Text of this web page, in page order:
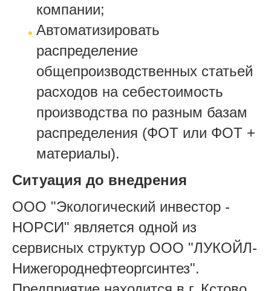
компании;
Автоматизировать
распределение
общепроизводственных статьей
расходов на себестоимость
производства по разным базам
распределения (ФОТ или ФОТ +
материалы).
Ситуация до внедрения
ООО "Экологический инвестор -
НОРСИ" является одной из
сервисных структур ООО "ЛУКОЙЛ-
Нижегороднефтеоргсинтез".